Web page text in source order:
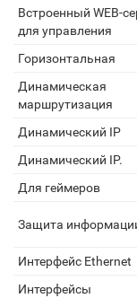
Встроенный WEB-
для управления
Горизонтальная
Динамическая
маршрутизация
Динамический IP
Динамический IP.
Для геймеров
Защита
Интерфейс Ethernet
Интерфейсы